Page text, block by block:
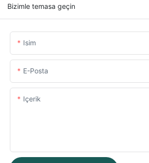
Bizimle temasa geçin
Isim
E-Posta
Içerik